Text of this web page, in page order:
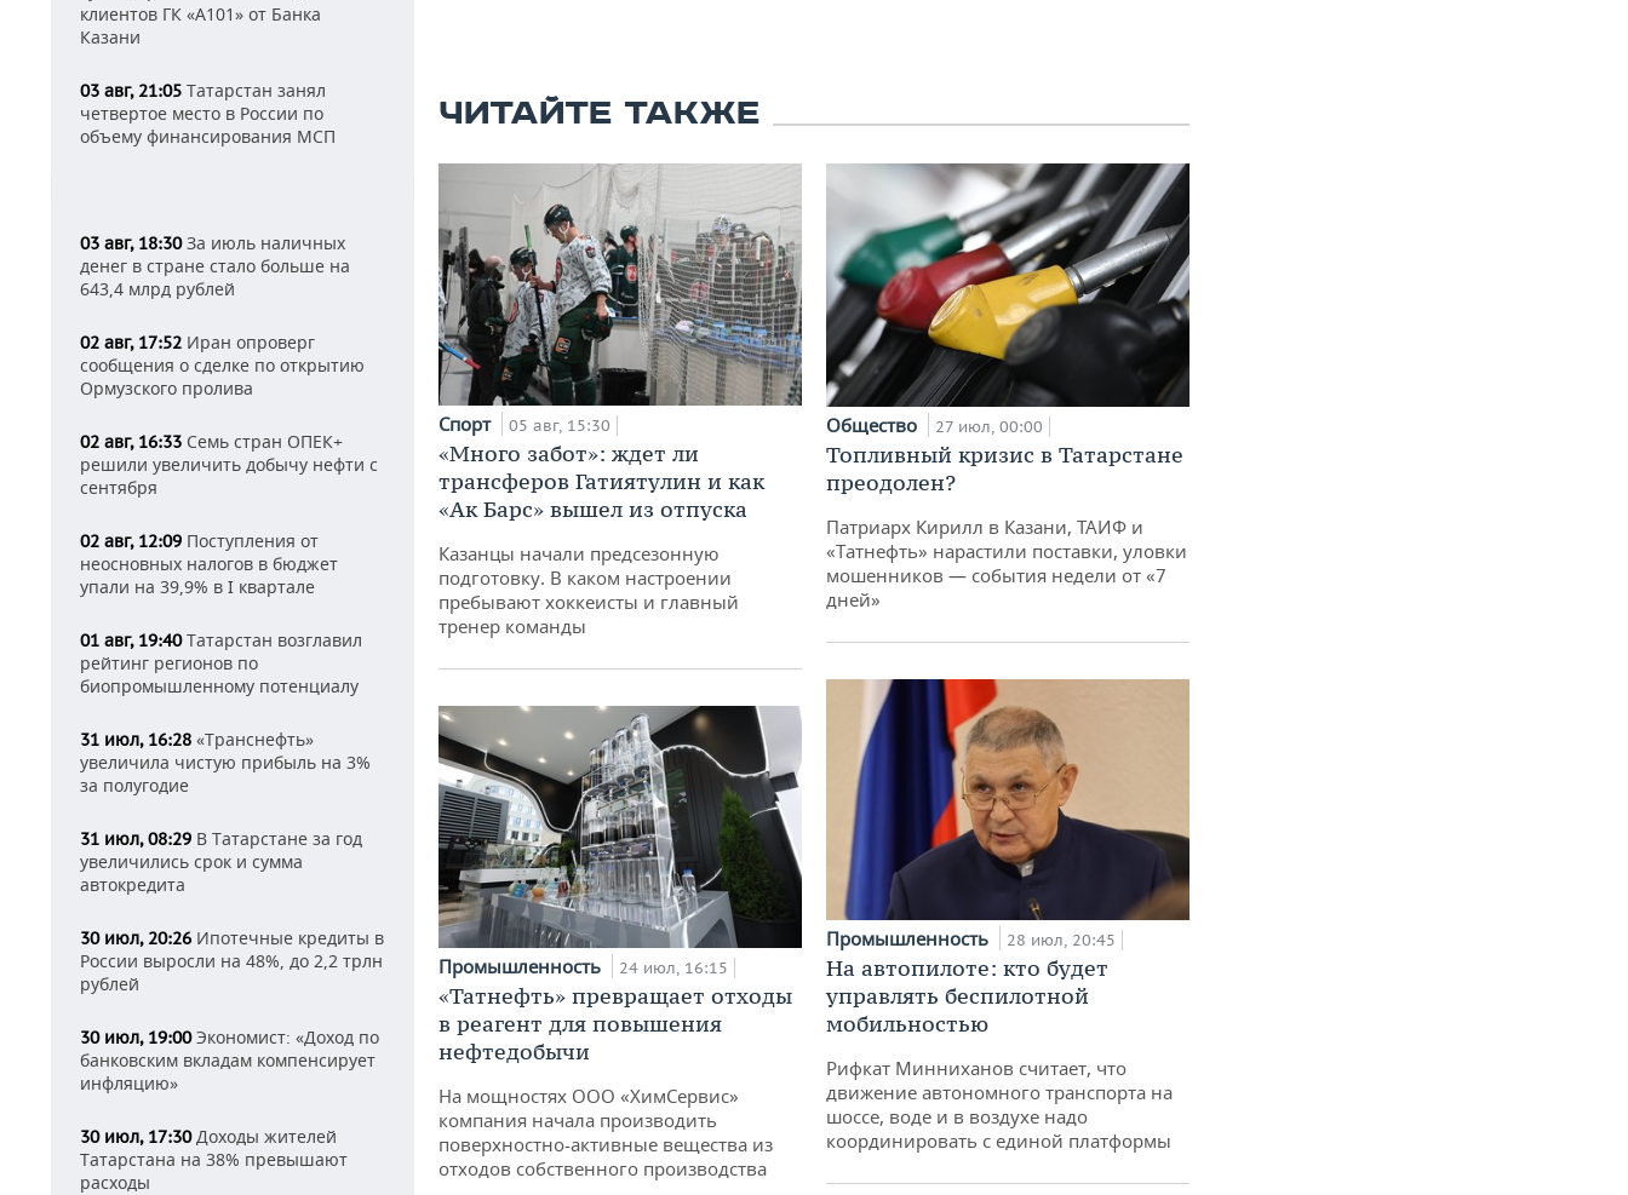
клиентов ГК «А101» от Банка
Казани
03 авг, 21:05 Татарстан занял
четвертое место в России по
объему финансирования МСП
03 авг, 18:30За июль наличных
денег в стране стало больше на
643,4 млрд рублей
02 авг, 17:52 Иран опроверг
сообщения о сделке по открытию
Ормузского пролива
02 авг, 16:33 Семь стран ОПЕК+
решили увеличить добычу нефти с
сентября
02 авг, 12:09 Поступления от
неосновных налогов в бюджет
упали на 39,9% в I квартале
01 авг, 19:40Татарстан возглавил
рейтинг регионов по
биопромышленному потенциалу
31 июл, 16:28 «Транснефть»
увеличила чистую прибыль на 3%
за полугодие
31 июл, 08:29 В Татарстане за год
увеличились срок и сумма
автокредита
30 июл, 20:26 Ипотечные кредиты в
России выросли на 48%, до 2,2 трлн
рублей
30 июл, 19:00Экономист: «Доход по
банковским вкладам компенсирует
инфляцию»
30 июл, 17:30Доходы жителей
Татарстана на 38% превышают
расходы
ЧИТАЙТЕ ТАКЖЕ
Спорт 05 авг, 15:30
«Много забот»: ждет ли
трансферов Гатиятулин и как
«Ак Барс» вышел из отпуска
Казанцы начали предсезонную
подготовку. В каком настроении
пребывают хоккеисты и главный
тренер команды
Промышленность 24 июл, 16:15
«Татнефть» превращает отходы
в реагент для повышения
нефтедобычи
На мощностях ООО «ХимСервис»
компания начала производить
поверхностно-активные вещества из
отходов собственного производства
Общество 27 июл, 00:00
Топливный кризис в Татарстане
преодолен?
Патриарх Кирилл в Казани, ТАИФ и
«Татнефть» нарастили поставки, уловки
мошенников — события недели от «7
дней»
Промышленность 28 июл, 20:45
На автопилоте: кто будет
управлять беспилотной
мобильностью
Рифкат Минниханов считает, что
движение автономного транспорта на
шоссе, воде и в воздухе надо
координировать с единой платформы